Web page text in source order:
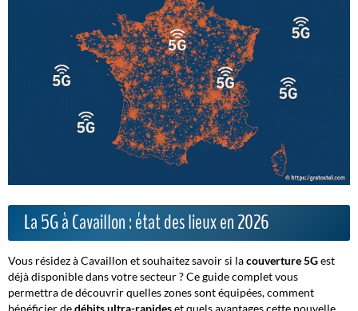
La 5G à Cavaillon : état des lieux en 2026
Vous résidez à Cavaillon et souhaitez savoir si lacouverture 5Gest
déjà disponible dans votre secteur ? Ce guide complet vous
permettra de découvrir quelles zones sont équipées, comment